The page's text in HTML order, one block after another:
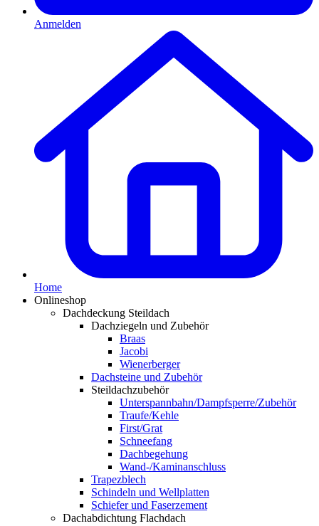
Anmelden
Home
Onlineshop
Dachdeckung Steildach
Dachziegeln und Zubehör
Braas
Jacobi
Wienerberger
Dachsteine und Zubehör
Steildachzubehör
Unterspannbahn/Dampfsperre/Zubehör
Traufe/Kehle
First/Grat
Schneefang
Dachbegehung
Wand-/Kaminanschluss
Trapezblech
Schindeln und Wellplatten
Schiefer und Faserzement
Dachabdichtung Flachdach